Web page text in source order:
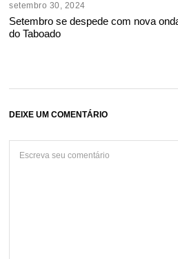
setembro 30, 2024
Setembro se despede com nova
do Taboado
DEIXE UM COMENTÁRIO